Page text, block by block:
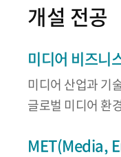
개설 전공
미디어 비즈
미디어 산업과 기
글로벌 미디어 환
MET(Media,